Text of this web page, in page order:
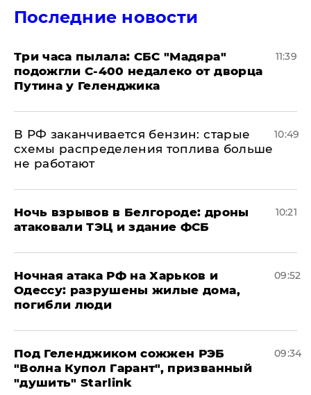
Последние новости
Три часа пылала: СБС "Мадяра"
подожгли С-400 недалеко от дворца
Путина у Геленджика
11:39
​В РФ заканчивается бензин: старые
схемы распределения топлива больше
не работают
10:49
​Ночь взрывов в Белгороде: дроны
атаковали ТЭЦ и здание ФСБ
10:21
​Ночная атака РФ на Харьков и
Одессу: разрушены жилые дома,
погибли люди
09:52
Под Геленджиком сожжен РЭБ
"Волна Купол Гарант", призванный
"душить" Starlink
09:34